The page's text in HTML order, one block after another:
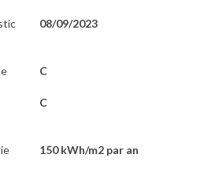
08/09/2023
C
C
150 kWh/m2 par an